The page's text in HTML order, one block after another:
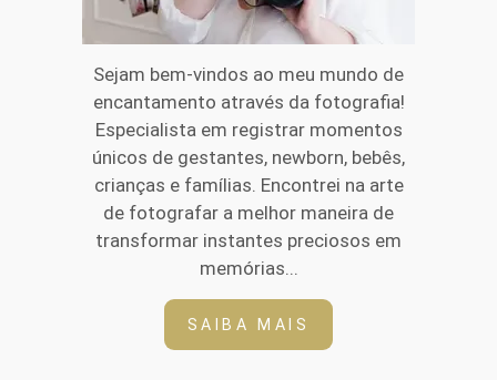
Sejam bem-vindos ao meu mundo de
encantamento através da fotografia!
Especialista em registrar momentos
únicos de gestantes, newborn, bebês,
crianças e famílias. Encontrei na arte
de fotografar a melhor maneira de
transformar instantes preciosos em
memórias...
SAIBA MAIS